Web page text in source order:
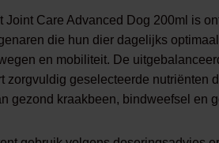
Joint Care Advanced Dog 200ml is
die hun dier dagelijks
en mobiliteit. De
zorgvuldig geselecteerde nutriënten
gezond kraakbeen, bindweefsel en